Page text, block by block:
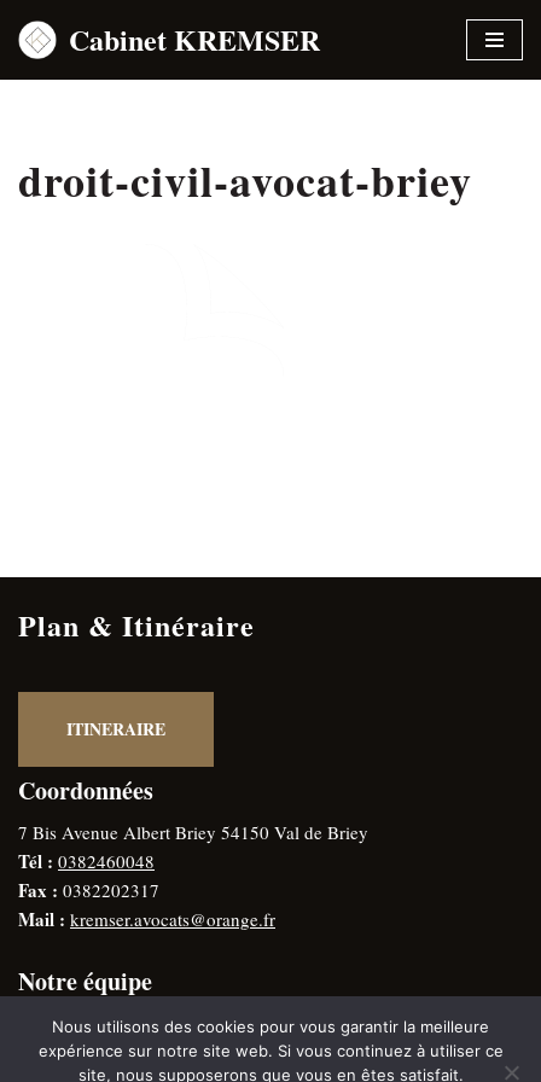
Aller
Cabinet KREMSER
droit-civil-avocat-briey
Plan & Itinéraire
ITINERAIRE
Coordonnées
7 Bis Avenue Albert Briey 54150 Val de Briey
Tél : 0382460048
Fax : 0382202317
Mail : kremser.avocats@orange.fr
Notre équipe
Thomas KREMSER– Avocat membre du conseil de l’Ordre
Gérard KREMSER– Avocat ancien vice-bâtonnier
Nous utilisons des cookies pour vous garantir la meilleure
expérience sur notre site web. Si vous continuez à utiliser ce
site, nous supposerons que vous en êtes satisfait.